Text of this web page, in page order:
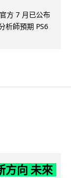
方 7 月已公布
析師預期 PS6
方向 未來